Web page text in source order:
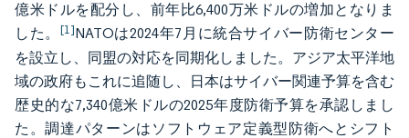
億米ドルを配分し、前年比6,400万米ドルの増加となりま
した。 [1]NATOは2024年7月に統合サイバー防衛センター
を設立し、同盟の対応を同期化しました。アジア太平洋地
域の政府もこれに追随し、日本はサイバー関連予算を含む
歴史的な7,340億米ドルの2025年度防衛予算を承認しまし
た。調達パターンはソフトウェア定義型防衛へとシフト